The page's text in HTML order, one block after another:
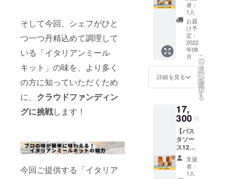
そして今回、シェフがひと
つ一つ丹精込めて調理して
いる「イタリアンミール
キット」の味を、より多く
の方に知っていただくため
に、 クラウドファンディン
グに挑戦します！
今回ご提供する「イタリア
いから
OSPITAのパ
スタソース
のギフト
ボックスも
ご提供して
ます。
・特製
バー
ニャカ
ウダ
ソース
（70g×
1PC）
・鮮魚
フト
ビール
×1PC）
※全て2
人前の
パック
になり
ます。
※仕入れ
の状況
にてグ
ウント
に登録
ができ
る権利
付きで
す。 ■
商品内
容■ ・
い蟹と
ほうれ
噌ク
リーム
（270g
×1PC）
・イタ
リア産
ミルク
フェッ
ド牛ト
1PC）
・イイ
ダコの
ピリ辛
アラビ
アー
タ
1PC) ・
濃厚ウ
ニのカ
ルボ
ナーラ
(190g×
1PC) ・
ポル
チーニ
て食べ
ても良
し、贅
沢に数
種類を
食卓に
並べて
も良し
の万能
セッ
フトに
もおす
すめで
す。
「完全
紹介制
のお店
に予約
可能」
類】 オ
スピタ
贅沢
セット
12種類
とLINE
公式ア
カウン
ト登録
権で
す。 と
にかく
物を食
べた
い！食
卓を彩
りた
い！
等々、
どんな
シーン
者：
1人
お届
け予
定：
2022
年08
月
詳細を見る
こ
の
リ
タ
ー
ン
を
選
択
す
る
17,
300 円
【パス
タソー
ス12種
セッ
ト】 オ
スピタ
支援
者：
1人